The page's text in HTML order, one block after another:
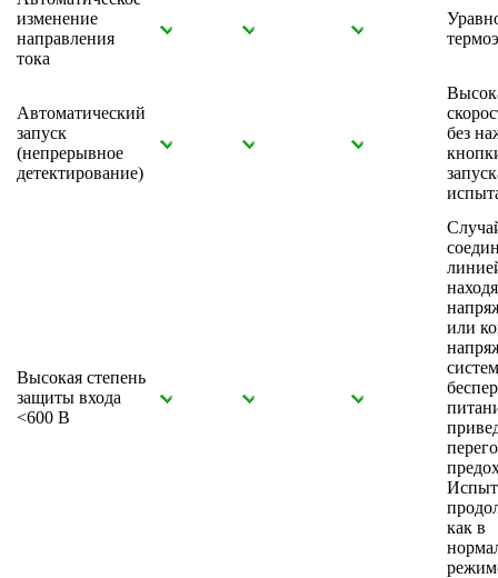
изменение
направления
тока
Автоматический
запуск
(непрерывное
детектирование)
без
Высокая степень
защиты входа
<600 В
или
как в